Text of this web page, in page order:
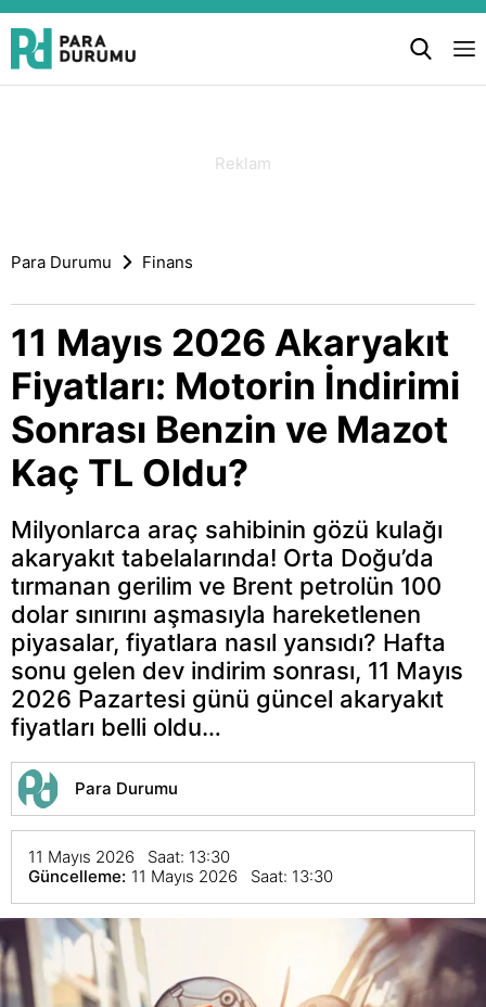
Para Durumu Finans
11 Mayıs 2026 Akaryakıt
Fiyatları: Motorin İndirimi
Sonrası Benzin ve Mazot
Kaç TL Oldu?
Milyonlarca araç sahibinin gözü kulağı
akaryakıt tabelalarında! Orta Doğu’da
tırmanan gerilim ve Brent petrolün 100
dolar sınırını aşmasıyla hareketlenen
piyasalar, fiyatlara nasıl yansıdı? Hafta
sonu gelen dev indirim sonrası, 11 Mayıs
2026 Pazartesi günü güncel akaryakıt
fiyatları belli oldu…
Para Durumu
11 Mayıs 2026 Saat: 13:30
Güncelleme: 11 Mayıs 2026 Saat: 13:30